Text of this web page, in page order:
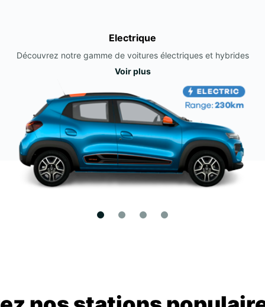
Electrique
Découvrez notre gamme de voitures électriques et hybrides
Voir plus